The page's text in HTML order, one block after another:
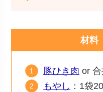
材料
豚ひき肉 or
もやし ：1袋